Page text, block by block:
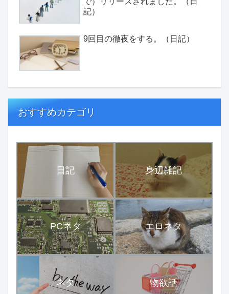
記）
9回目の徹夜をする。（日記）
おすすめカテゴリ
日記 身辺雑記
PCネタ エロネタ
ネタ 物欲話